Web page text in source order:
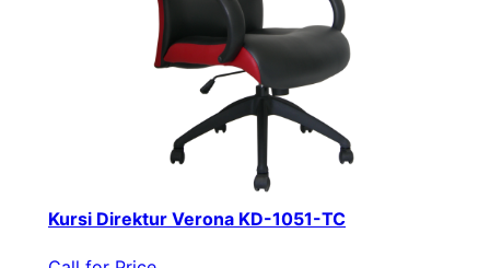
Kursi Direktur Verona KD-1051-TC